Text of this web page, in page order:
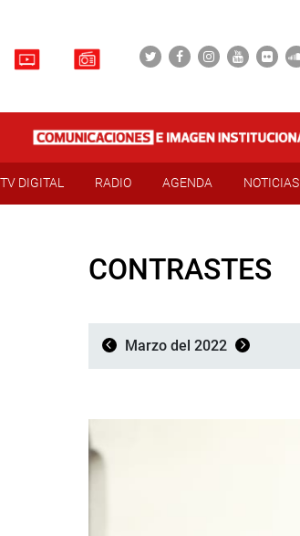
TV DIGITAL RADIO AGENDA NOTICIAS
CONTRASTES
Marzo del 2022